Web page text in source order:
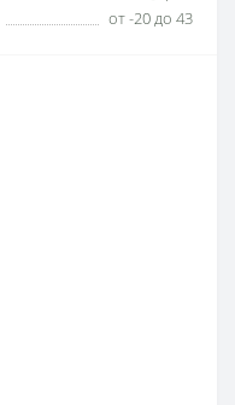
от -20 до 43